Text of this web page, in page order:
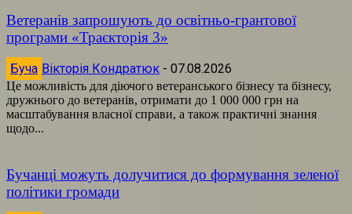
Ветеранів запрошують до освітньо-грантової
програми «Траєкторія 3»
Буча Вікторія Кондратюк - 07.08.2026
Це можливість для діючого ветеранського бізнесу та бізнесу,
дружнього до ветеранів, отримати до 1 000 000 грн на
масштабування власної справи, а також практичні знання
щодо...
Бучанці можуть долучитися до формування зеленої
політики громади